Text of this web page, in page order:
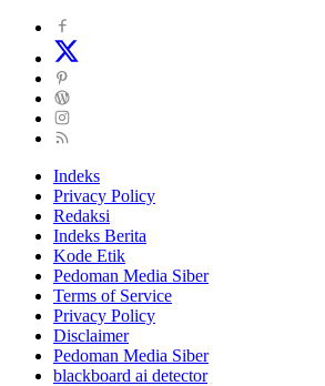
Indeks
Privacy Policy
Redaksi
Indeks Berita
Kode Etik
Pedoman Media Siber
Terms of Service
Privacy Policy
Disclaimer
Pedoman Media Siber
blackboard ai detector